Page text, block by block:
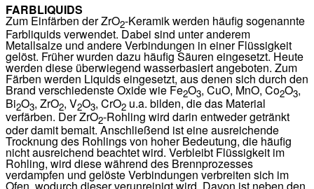
FARBLIQUIDS
Zum Einfärben der ZrO2-Keramik werden häufig sogenannte
Farbliquids verwendet. Dabei sind unter anderem
Metallsalze und andere Verbindungen in einer Flüssigkeit
gelöst. Früher wurden dazu häufig Säuren eingesetzt. Heute
werden diese überwiegend wasserbasiert angeboten. Zum
Färben werden Liquids eingesetzt, aus denen sich durch den
Brand verschiedenste Oxide wie Fe2O3, CuO, MnO, Co2O3,
Bi2O3, ZrO2, V2O3, CrO2 u.a. bilden, die das Material
verfärben. Der ZrO2-Rohling wird darin entweder getränkt
oder damit bemalt. Anschließend ist eine ausreichende
Trocknung des Rohlings von hoher Bedeutung, die häufig
nicht ausreichend beachtet wird. Verbleibt Flüssigkeit im
Rohling, wird diese während des Brennprozesses
verdampfen und gelöste Verbindungen verbreiten sich im